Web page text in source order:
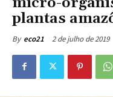
plantas
By eco21 2 de julho de 2019